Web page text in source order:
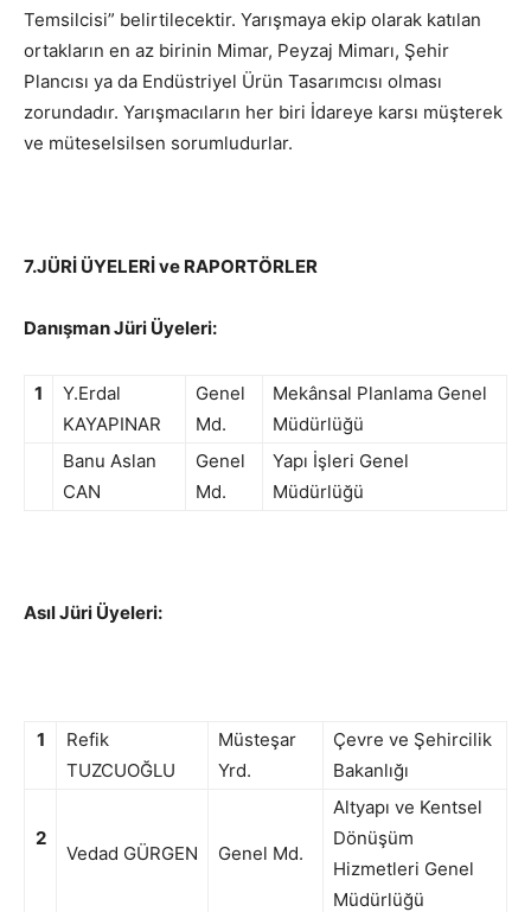
Temsilcisi” belirtilecektir. Yarışmaya ekip olarak katılan
ortakların en az birinin Mimar, Peyzaj Mimarı, Şehir
Plancısı ya da Endüstriyel Ürün Tasarımcısı olması
zorundadır. Yarışmacıların her biri İdareye karsı müşterek
ve müteselsilsen sorumludurlar.
7.JÜRİ ÜYELERİ ve RAPORTÖRLER
Danışman Jüri Üyeleri:
1
Y.Erdal
KAYAPINAR
Genel
Md.
Mekânsal Planlama Genel
Müdürlüğü
Banu Aslan
CAN
Genel
Md.
Yapı İşleri Genel
Müdürlüğü
Asıl Jüri Üyeleri:
1
Refik
TUZCUOĞLU
Müsteşar
Yrd.
Çevre ve Şehircilik
Bakanlığı
2
Vedad GÜRGEN Genel Md.
Altyapı ve Kentsel
Dönüşüm
Hizmetleri Genel
Müdürlüğü